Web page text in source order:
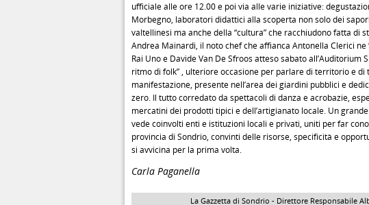
ufficiale alle ore 12.00 e poi via alle varie iniziative:
Morbegno, laboratori didattici alla scoperta non solo dei
valtellinesi ma anche della “cultura” che racchiudono fatta di
Andrea Mainardi, il noto chef che affianca Antonella Clerici
Rai Uno e Davide Van De Sfroos atteso sabato all’Auditorium
ritmo di folk” , ulteriore occasione per parlare di territorio e di
manifestazione, presente nell’area dei giardini pubblici e
zero. Il tutto corredato da spettacoli di danza e acrobazie,
mercatini dei prodotti tipici e dell’artigianato locale. Un
vede coinvolti enti e istituzioni locali e privati, uniti per far
provincia di Sondrio, convinti delle risorse, specificità e
si avvicina per la prima volta.
Carla Paganella
La Gazzetta di Sondrio - Direttore Responsabile